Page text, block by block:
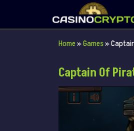
Home»Games»
Captain Of